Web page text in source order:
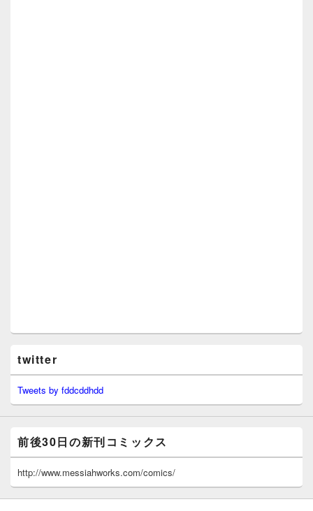
twitter
Tweets by fddcddhdd
前後30日の新刊コミックス
http://www.messiahworks.com/comics/